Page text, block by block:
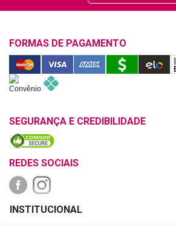
FORMAS DE PAGAMENTO
SEGURANÇA E CREDIBILIDADE
REDES SOCIAIS
PAGAMENTO
INSTITUCIONAL